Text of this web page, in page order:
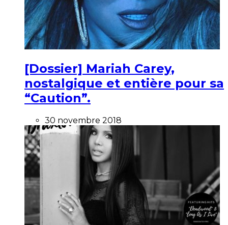
[Dossier] Mariah Carey,
nostalgique et entière pour sa
“Caution”.
30 novembre 2018